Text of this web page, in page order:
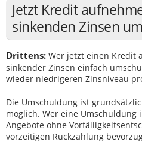
Jetzt Kredit
sinkenden Zinsen
Drittens: Wer jetzt einen Kredit
sinkender Zinsen einfach
wieder niedrigeren Zinsniveau
Die Umschuldung ist
möglich. Wer eine Umschuldung
Angebote ohne
vorzeitigen Rückzahlung